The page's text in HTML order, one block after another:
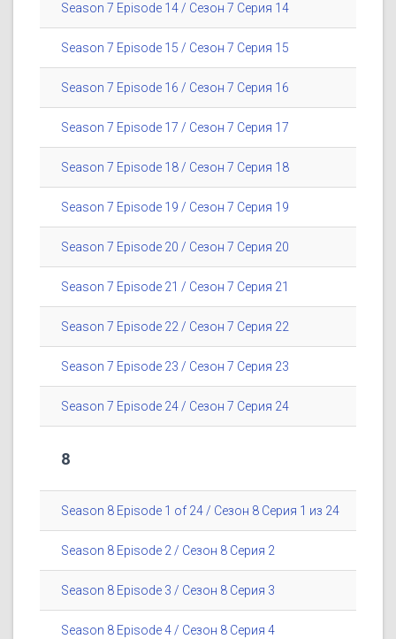
Season 7 Episode 14 / Сезон 7 Серия 14
Season 7 Episode 15 / Сезон 7 Серия 15
Season 7 Episode 16 / Сезон 7 Серия 16
Season 7 Episode 17 / Сезон 7 Серия 17
Season 7 Episode 18 / Сезон 7 Серия 18
Season 7 Episode 19 / Сезон 7 Серия 19
Season 7 Episode 20 / Сезон 7 Серия 20
Season 7 Episode 21 / Сезон 7 Серия 21
Season 7 Episode 22 / Сезон 7 Серия 22
Season 7 Episode 23 / Сезон 7 Серия 23
Season 7 Episode 24 / Сезон 7 Серия 24
8
Season 8 Episode 1 of 24 / Сезон 8 Серия 1 из 24
Season 8 Episode 2 / Сезон 8 Серия 2
Season 8 Episode 3 / Сезон 8 Серия 3
Season 8 Episode 4 / Сезон 8 Серия 4